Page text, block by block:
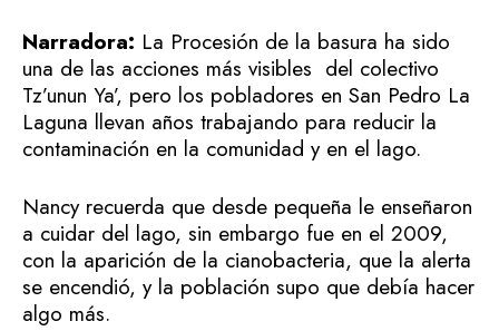
Narradora: La Procesión de la basura ha sido
una de las acciones más visibles del colectivo
Tz’unun Ya’, pero los pobladores en San Pedro La
Laguna llevan años trabajando para reducir la
contaminación en la comunidad y en el lago.
Nancy recuerda que desde pequeña le enseñaron
a cuidar del lago, sin embargo fue en el 2009,
con la aparición de la cianobacteria, que la alerta
se encendió, y la población supo que debía hacer
algo más.